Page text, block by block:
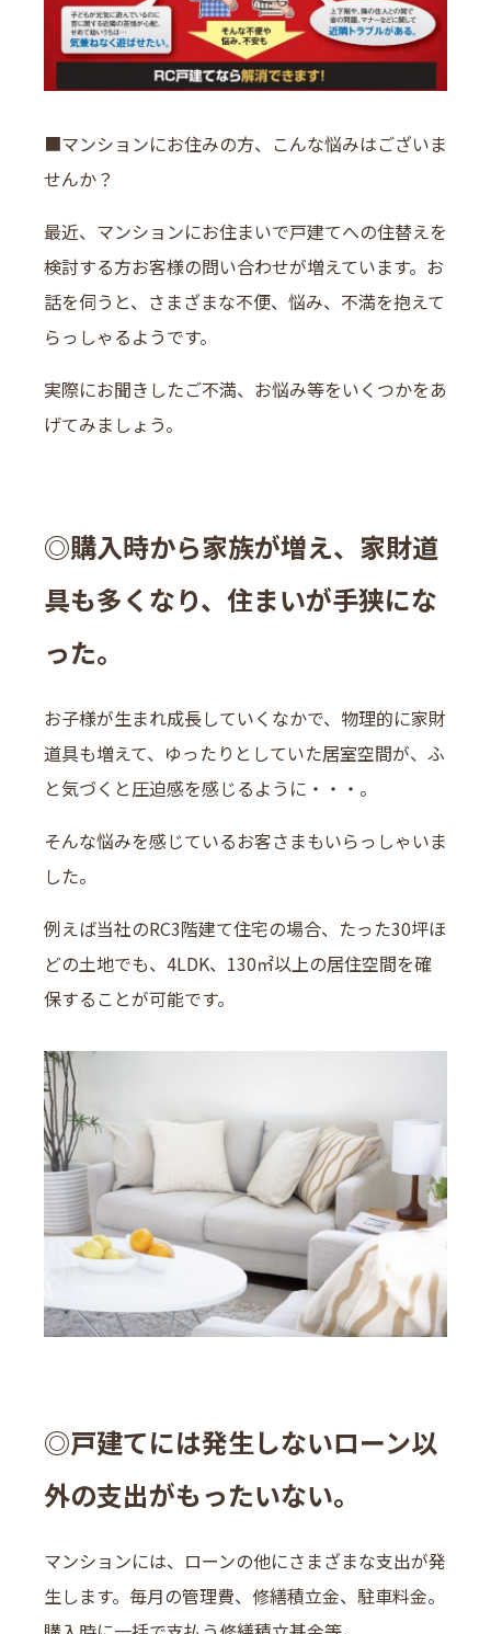
■マンションにお住みの方、こんな悩みはございま
せんか？
最近、マンションにお住まいで戸建てへの住替えを
検討する方お客様の問い合わせが増えています。お
話を伺うと、さまざまな不便、悩み、不満を抱えて
らっしゃるようです。
実際にお聞きしたご不満、お悩み等をいくつかをあ
げてみましょう。
◎購入時から家族が増え、家財道
具も多くなり、住まいが手狭にな
った。
お子様が生まれ成長していくなかで、物理的に家財
道具も増えて、ゆったりとしていた居室空間が、ふ
と気づくと圧迫感を感じるように・・・。
そんな悩みを感じているお客さまもいらっしゃいま
した。
例えば当社のRC3階建て住宅の場合、たった30坪ほ
どの土地でも、4LDK、130㎡以上の居住空間を確
保することが可能です。
◎戸建てには発生しないローン以
外の支出がもったいない。
マンションには、ローンの他にさまざまな支出が発
生します。毎月の管理費、修繕積立金、駐車料金。